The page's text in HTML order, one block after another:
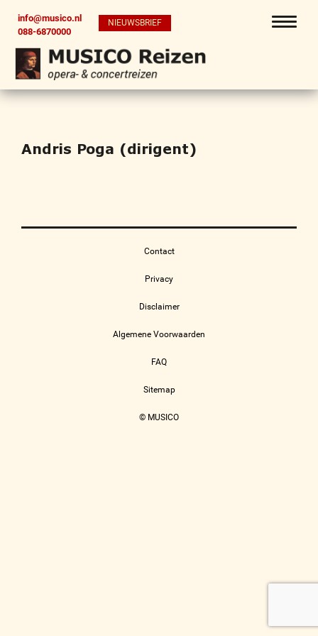
info@musico.nl
088-6870000
NIEUWSBRIEF
Andris Poga (dirigent)
Contact
Privacy
Disclaimer
Algemene Voorwaarden
FAQ
Sitemap
© MUSICO